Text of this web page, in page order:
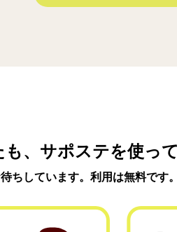
も、サポステを使っ
ちしています。利用は無料です